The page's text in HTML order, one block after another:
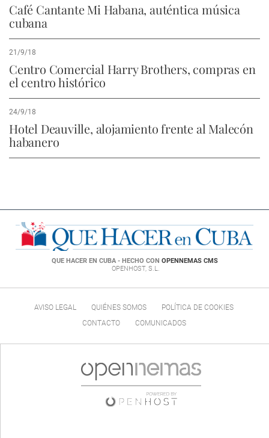
Café Cantante Mi Habana, auténtica música
cubana
21/9/18
Centro Comercial Harry Brothers, compras en
el centro histórico
24/9/18
Hotel Deauville, alojamiento frente al Malecón
habanero
QUE HACER EN CUBA - HECHO CON OPENNEMAS CMS
OPENHOST, S.L.
AVISO LEGAL QUIÉNES SOMOS
POLÍTICA DE COOKIES
CONTACTO
COMUNICADOS